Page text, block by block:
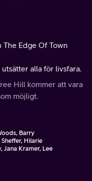
The Edge Of Town
alla för livsfara.
Hill kommer att vara
möjligt.
Barry
Hilarie
Jana Kramer, Lee